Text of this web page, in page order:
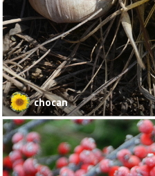
chocan